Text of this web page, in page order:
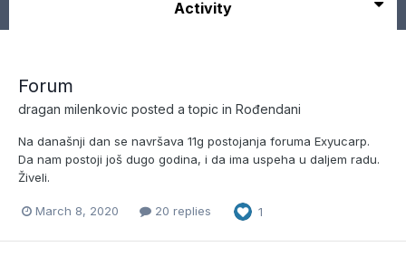
Activity
Forum
dragan milenkovic posted a topic in Rođendani
Na današnji dan se navršava 11g postojanja foruma Exyucarp.
Da nam postoji još dugo godina, i da ima uspeha u daljem radu.
Živeli.
March 8, 2020 20 replies 1